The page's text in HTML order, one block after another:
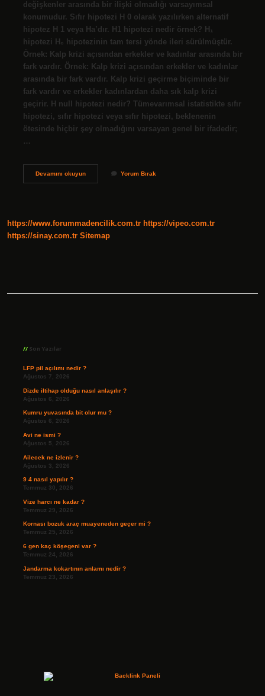
değişkenler arasında bir ilişki olmadığı varsayımsal
konumudur. Sıfır hipotezi H 0 olarak yazılırken alternatif
hipotez H 1 veya Ha’dır. H1 hipotezi nedir örnek? H₁
hipotezi H₀ hipotezinin tam tersi yönde ileri sürülmüştür.
Örnek: Kalp krizi açısından erkekler ve kadınlar arasında bir
fark vardır. Örnek: Kalp krizi açısından erkekler ve kadınlar
arasında bir fark vardır. Kalp krizi geçirme biçiminde bir
fark vardır ve erkekler kadınlardan daha sık kalp krizi
geçirir. H null hipotezi nedir? Tümevarımsal istatistikte sıfır
hipotezi, sıfır hipotezi veya sıfır hipotezi, beklenenin
ötesinde hiçbir şey olmadığını varsayan genel bir ifadedir;
…
Devamını okuyunH0
Yorum Bırak
https://www.forummadencilik.com.tr https://vipeo.com.tr
https://sinay.com.tr Sitemap
Son Yazılar
LFP pil açılımı nedir ?
Ağustos 7, 2026
Dizde iltihap olduğu nasıl anlaşılır ?
Ağustos 6, 2026
Kumru yuvasında bit olur mu ?
Ağustos 6, 2026
Avi ne ismi ?
Ağustos 5, 2026
Ailecek ne izlenir ?
Ağustos 3, 2026
9 4 nasıl yapılır ?
Temmuz 30, 2026
Vize harcı ne kadar ?
Temmuz 29, 2026
Kornası bozuk araç muayeneden geçer mi ?
Temmuz 25, 2026
6 gen kaç köşegeni var ?
Temmuz 24, 2026
Jandarma kokartının anlamı nedir ?
Temmuz 23, 2026